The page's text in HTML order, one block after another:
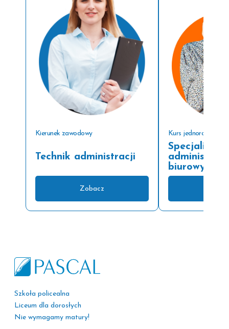
Kierunek zawodowy
Technik administracji
Zobacz
Kurs jednoroczny
Specjalista
biurowych
Szkoła policealna
Liceum dla dorosłych
Nie wymagamy matury!